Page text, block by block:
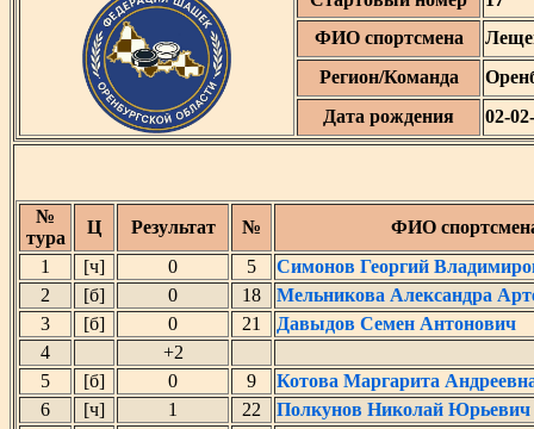
ФИО спортсмена
Регион/Команда
Дата рождения
02-
№
тура
Ц Результат №
ФИО
1
[ч] 0 5
Симонов Георгий
2
[б] 0 18
Мельникова Александра
3
[б] 0 21
Давыдов Семен Антонович
4
+2
5
[б] 0 9
Котова Маргарита
6
[ч] 1 22
Полкунов Николай Юрьевич